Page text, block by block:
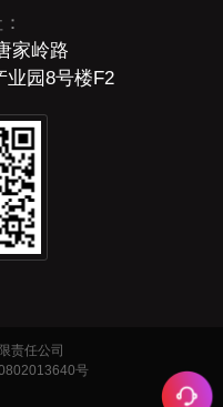
家岭路
业园8号楼F2
责任公司
号